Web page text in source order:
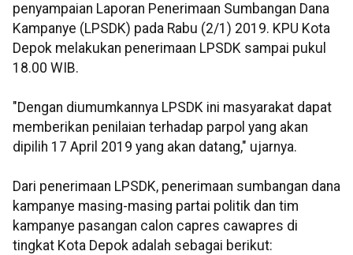
penyampaian Laporan Penerimaan Sumbangan Dana
Kampanye (LPSDK) pada Rabu (2/1) 2019. KPU Kota
Depok melakukan penerimaan LPSDK sampai pukul
18.00 WIB.
"Dengan diumumkannya LPSDK ini masyarakat dapat
memberikan penilaian terhadap parpol yang akan
dipilih 17 April 2019 yang akan datang," ujarnya.
Dari penerimaan LPSDK, penerimaan sumbangan dana
kampanye masing-masing partai politik dan tim
kampanye pasangan calon capres cawapres di
tingkat Kota Depok adalah sebagai berikut: